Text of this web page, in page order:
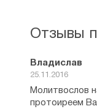
чудотворцу —
▪ Молитвы об
343
▪ Молитва
по исцелении)
Молитвы о
Отзывы
Владислав
25.11.2016
Молитвослов
протоиреем